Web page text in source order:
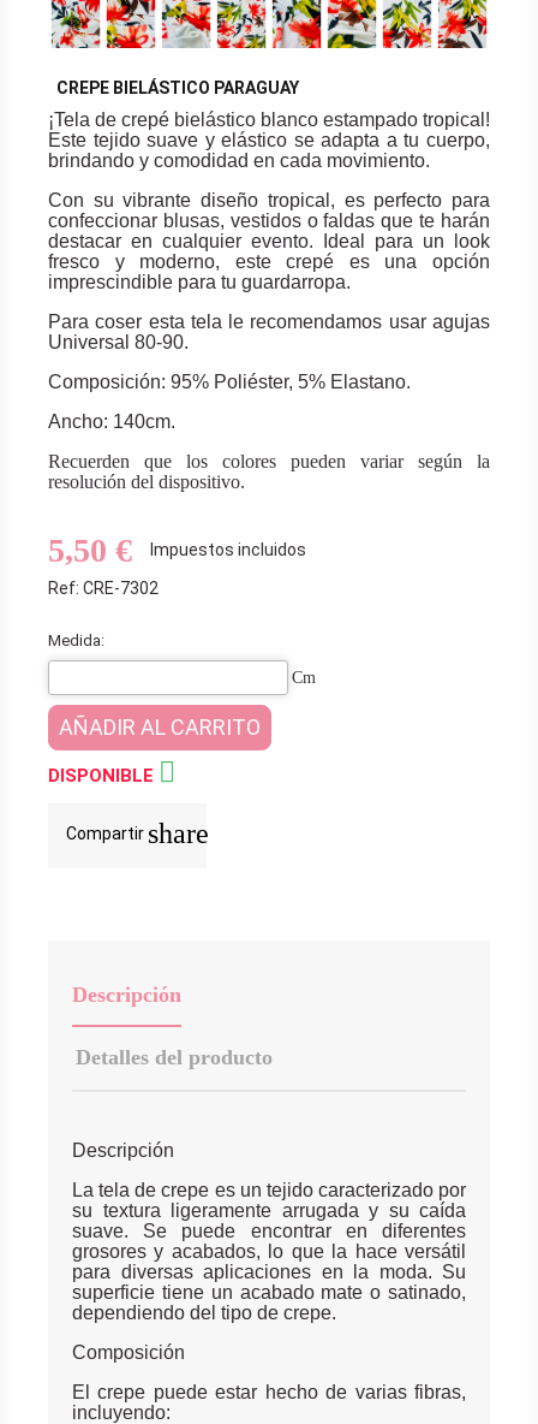
CREPE BIELÁSTICO PARAGUAY
¡Tela de crepé bielástico blanco estampado tropical!
Este tejido suave y elástico se adapta a tu cuerpo,
brindando y comodidad en cada movimiento.
Con su vibrante diseño tropical, es perfecto para
confeccionar blusas, vestidos o faldas que te harán
destacar en cualquier evento. Ideal para un look
fresco y moderno, este crepé es una opción
imprescindible para tu guardarropa.
Para coser esta tela le recomendamos usar agujas
Universal 80-90.
Composición: 95% Poliéster, 5% Elastano.
Ancho: 140cm.
Recuerden que los colores pueden variar según la
resolución del dispositivo.
5,50 €
Impuestos incluidos
Ref: CRE-7302
Medida:
Cm
AÑADIR AL CARRITO
DISPONIBLE 
Compartir share
Descripción
Detalles del producto
Descripción
La tela de crepe es un tejido caracterizado por
su textura ligeramente arrugada y su caída
suave. Se puede encontrar en diferentes
grosores y acabados, lo que la hace versátil
para diversas aplicaciones en la moda. Su
superficie tiene un acabado mate o satinado,
dependiendo del tipo de crepe.
Composición
El crepe puede estar hecho de varias fibras,
incluyendo: